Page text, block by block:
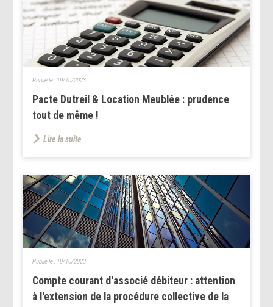
Pacte Dutreil & Location Meublée : prudence
tout de même !
Publié le : 19/10/2023
Lire la suite
Compte courant d'associé débiteur : attention
à l'extension de la procédure collective de la
Publié le : 19/10/2023